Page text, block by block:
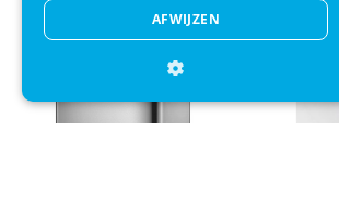
AFWIJZEN